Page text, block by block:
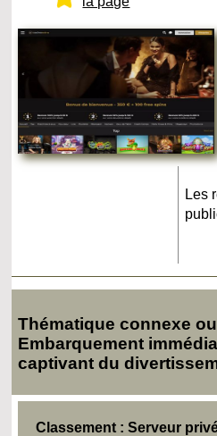
Les
Thématique connexe
Embarquement
captivant du
Classement : Serveur